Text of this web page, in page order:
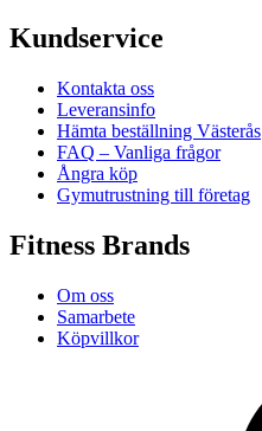
Kundservice
Kontakta oss
Leveransinfo
Hämta beställning Västerås
FAQ – Vanliga frågor
Ångra köp
Gymutrustning till företag
Fitness Brands
Om oss
Samarbete
Köpvillkor